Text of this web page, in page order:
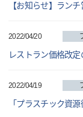
【お知らせ】ラン
2022/04/20
レストラン価格改
2022/04/19
「プラスチック資